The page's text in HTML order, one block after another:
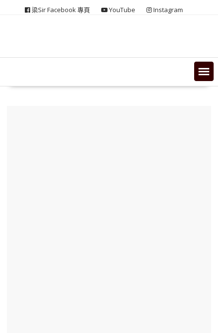
梁Sir Facebook 專頁 YouTube Instagram